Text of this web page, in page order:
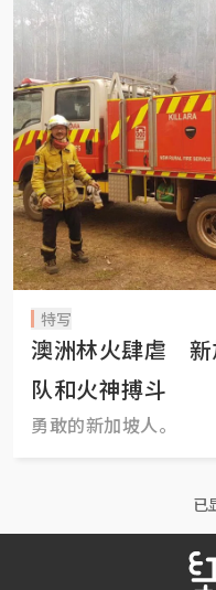
特写
澳洲林火肆虐 新
队和火神搏斗
勇敢的新加坡人。
已